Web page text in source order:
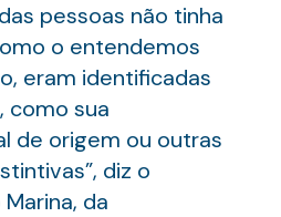
pessoas não tinha
o entendemos
eram identificadas
como sua
de origem ou outras
diz o
da